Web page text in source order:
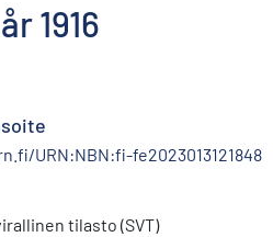
1916
URN:NBN:fi-fe2023013121848
tilasto (SVT)